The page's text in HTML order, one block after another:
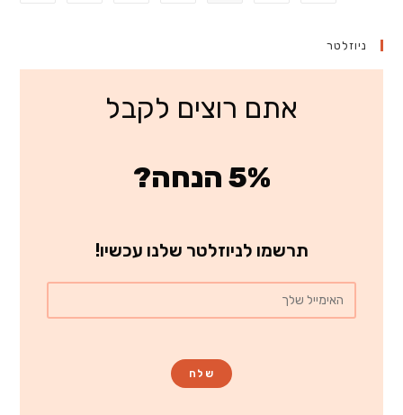
ניוזלטר
אתם רוצים לקבל
5% הנחה?
תרשמו לניוזלטר שלנו עכשיו!